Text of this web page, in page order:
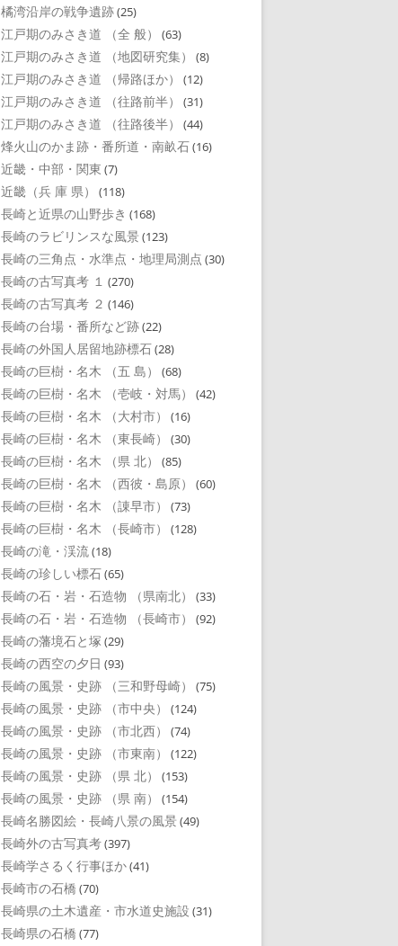
橘湾沿岸の戦争遺跡(25)
江戸期のみさき道 （全 般） (63)
江戸期のみさき道 （地図研究集） (8)
江戸期のみさき道 （帰路ほか） (12)
江戸期のみさき道 （往路前半） (31)
江戸期のみさき道 （往路後半） (44)
烽火山のかま跡・番所道・南畝石(16)
近畿・中部・関東 (7)
近畿（兵 庫 県） (118)
長崎と近県の山野歩き (168)
長崎のラビリンスな風景 (123)
長崎の三角点・水準点・地理局測点 (30)
長崎の古写真考 １ (270)
長崎の古写真考 ２ (146)
長崎の台場・番所など跡(22)
長崎の外国人居留地跡標石(28)
長崎の巨樹・名木 （五 島） (68)
長崎の巨樹・名木 （壱岐・対馬） (42)
長崎の巨樹・名木 （大村市） (16)
長崎の巨樹・名木 （東長崎） (30)
長崎の巨樹・名木 （県 北） (85)
長崎の巨樹・名木 （西彼・島原） (60)
長崎の巨樹・名木 （諌早市） (73)
長崎の巨樹・名木 （長崎市） (128)
長崎の滝・渓流(18)
長崎の珍しい標石(65)
長崎の石・岩・石造物 （県南北） (33)
長崎の石・岩・石造物 （長崎市） (92)
長崎の藩境石と塚 (29)
長崎の西空の夕日 (93)
長崎の風景・史跡 （三和野母崎） (75)
長崎の風景・史跡 （市中央） (124)
長崎の風景・史跡 （市北西） (74)
長崎の風景・史跡 （市東南） (122)
長崎の風景・史跡 （県 北） (153)
長崎の風景・史跡 （県 南） (154)
長崎名勝図絵・長崎八景の風景 (49)
長崎外の古写真考(397)
長崎学さるく行事ほか(41)
長崎市の石橋 (70)
長崎県の土木遺産・市水道史施設 (31)
長崎県の石橋 (77)